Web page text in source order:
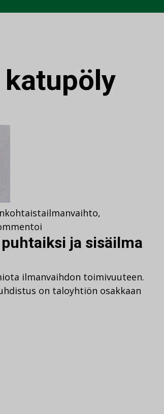
katupöly
ilmanvaihto,
ja sisäilma
ilmanvaihdon toimivuuteen.
on taloyhtiön osakkaan